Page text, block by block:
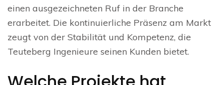
einen ausgezeichneten Ruf in der Branche
erarbeitet. Die kontinuierliche Präsenz am Markt
zeugt von der Stabilität und Kompetenz, die
Teuteberg Ingenieure seinen Kunden bietet.